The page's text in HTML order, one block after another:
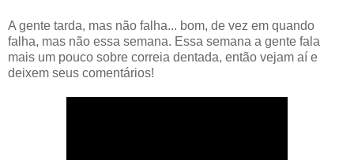
A gente tarda, mas não falha... bom, de vez em quando
falha, mas não essa semana. Essa semana a gente fala
mais um pouco sobre correia dentada, então vejam aí e
deixem seus comentários!